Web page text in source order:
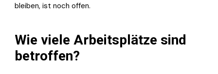
bleiben, ist noch offen.
Wie viele Arbeitsplätze sind
betroffen?